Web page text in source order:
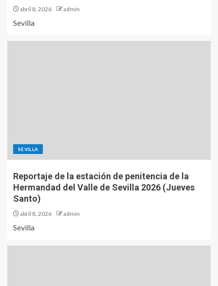
abril 8, 2026 admin
Sevilla
SEVILLA
Reportaje de la estación de penitencia de la
Hermandad del Valle de Sevilla 2026 (Jueves
Santo)
abril 8, 2026 admin
Sevilla